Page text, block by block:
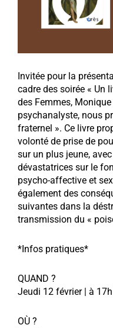
Invitée pour la
cadre des soirée « Un
des Femmes,
psychanalyste, nous
fraternel ». Ce livre
volonté de prise de
sur un plus jeune,
dévastatrices sur le
psycho-affective et
également des
suivantes dans la
transmission du «
*Infos pratiques*
QUAND ?
Jeudi 12 février | à 17h
OÙ ?